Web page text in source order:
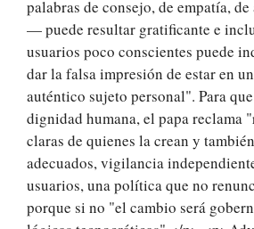
palabras de consejo, de empatía,
— puede resultar gratificante e
usuarios poco conscientes puede
dar la falsa impresión de estar en
auténtico sujeto personal". Para
dignidad humana, el papa reclama
claras de quienes la crean y
adecuados, vigilancia
usuarios, una política que no
porque si no "el cambio será